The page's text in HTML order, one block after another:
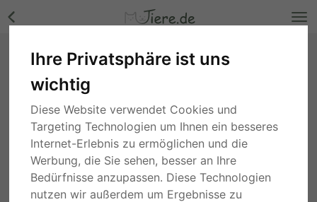
Ihre Privatsphäre ist uns
wichtig
Diese Website verwendet Cookies und
Targeting Technologien um Ihnen ein besseres
Internet-Erlebnis zu ermöglichen und die
Werbung, die Sie sehen, besser an Ihre
Bedürfnisse anzupassen. Diese Technologien
nutzen wir außerdem um Ergebnisse zu
Toni, Mischling Welpen - Rüde Bilder
Nordrhein-Westfalen